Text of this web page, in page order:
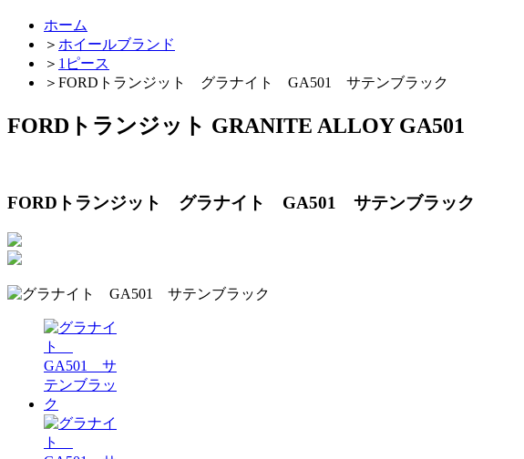
ホーム
＞ ホイールブランド
＞ 1ピース
＞ FORDトランジット グラナイト GA501 サテンブラック
FORDトランジット GRANITE ALLOY GA501
FORDトランジット グラナイト GA501 サテンブラック